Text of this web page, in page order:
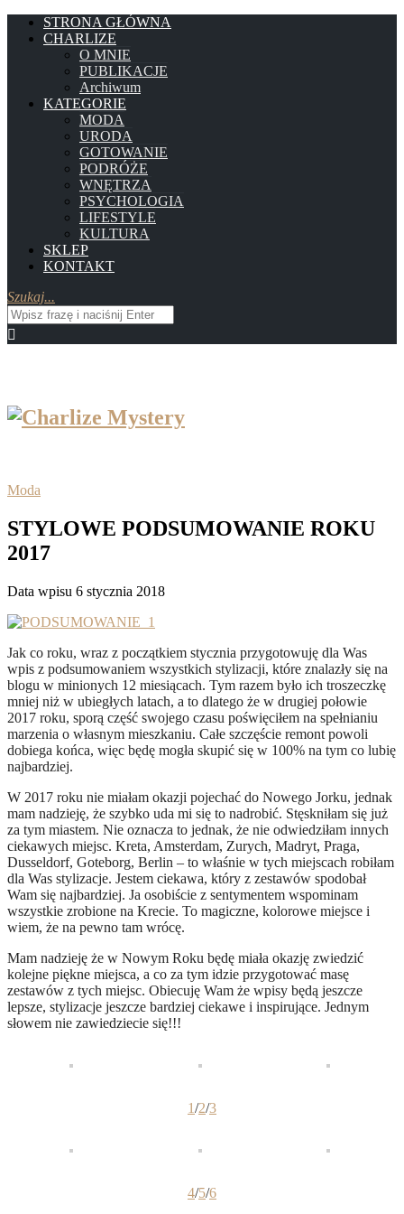
STRONA GŁÓWNA
CHARLIZE
O MNIE
PUBLIKACJE
Archiwum
KATEGORIE
MODA
URODA
GOTOWANIE
PODRÓŻE
WNĘTRZA
PSYCHOLOGIA
LIFESTYLE
KULTURA
SKLEP
KONTAKT
Szukaj...
Moda
STYLOWE PODSUMOWANIE ROKU
2017
Data wpisu 6 stycznia 2018
Jak co roku, wraz z początkiem stycznia przygotowuję dla Was
wpis z podsumowaniem wszystkich stylizacji, które znalazły się na
blogu w minionych 12 miesiącach. Tym razem było ich troszeczkę
mniej niż w ubiegłych latach, a to dlatego że w drugiej połowie
2017 roku, sporą część swojego czasu poświęciłem na spełnianiu
marzenia o własnym mieszkaniu. Całe szczęście remont powoli
dobiega końca, więc będę mogła skupić się w 100% na tym co lubię
najbardziej.
W 2017 roku nie miałam okazji pojechać do Nowego Jorku, jednak
mam nadzieję, że szybko uda mi się to nadrobić. Stęskniłam się już
za tym miastem. Nie oznacza to jednak, że nie odwiedziłam innych
ciekawych miejsc. Kreta, Amsterdam, Zurych, Madryt, Praga,
Dusseldorf, Goteborg, Berlin – to właśnie w tych miejscach robiłam
dla Was stylizacje. Jestem ciekawa, który z zestawów spodobał
Wam się najbardziej. Ja osobiście z sentymentem wspominam
wszystkie zrobione na Krecie. To magiczne, kolorowe miejsce i
wiem, że na pewno tam wrócę.
Mam nadzieję że w Nowym Roku będę miała okazję zwiedzić
kolejne piękne miejsca, a co za tym idzie przygotować masę
zestawów z tych miejsc. Obiecuję Wam że wpisy będą jeszcze
lepsze, stylizacje jeszcze bardziej ciekawe i inspirujące. Jednym
słowem nie zawiedziecie się!!!
1/2/3
4/5/6